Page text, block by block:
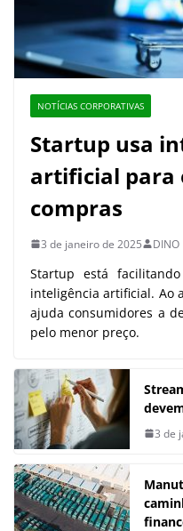
NOTÍCIAS CORPORATIVAS
Startup usa
artificial para
compras
3 de janeiro de 2025 DINO
Startup está
inteligência artificial. Ao
ajuda consumidores a
pelo menor preço.
3 de